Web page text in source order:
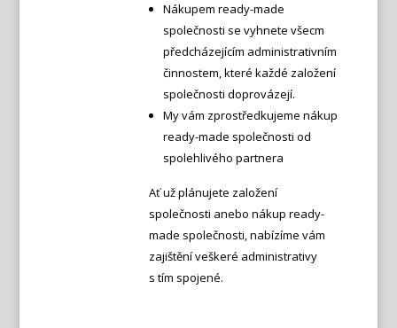
Nákupem ready-made
společnosti se vyhnete všecm
předcházejícím administrativním
činnostem, které každé založení
společnosti doprovázejí.
My vám zprostředkujeme nákup
ready-made společnosti od
spolehlivého partnera
Ať už plánujete založení
společnosti anebo nákup ready-
made společnosti, nabízíme vám
zajištění veškeré administrativy
s tím spojené.